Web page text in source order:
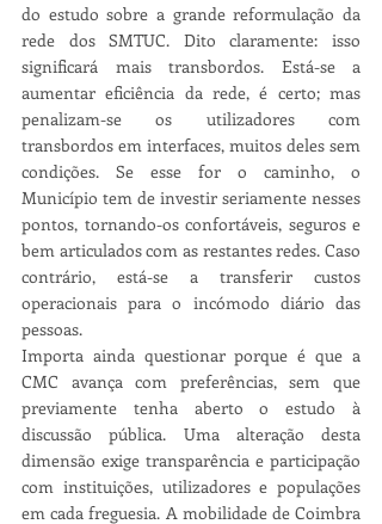
do estudo sobre a grande reformulação da
rede dos SMTUC. Dito claramente: isso
significará mais transbordos. Está-se a
aumentar eficiência da rede, é certo; mas
penalizam-se os utilizadores com
transbordos em interfaces, muitos deles sem
condições. Se esse for o caminho, o
Município tem de investir seriamente nesses
pontos, tornando-os confortáveis, seguros e
bem articulados com as restantes redes. Caso
contrário, está-se a transferir custos
operacionais para o incómodo diário das
pessoas.
Importa ainda questionar porque é que a
CMC avança com preferências, sem que
previamente tenha aberto o estudo à
discussão pública. Uma alteração desta
dimensão exige transparência e participação
com instituições, utilizadores e populações
em cada freguesia. A mobilidade de Coimbra